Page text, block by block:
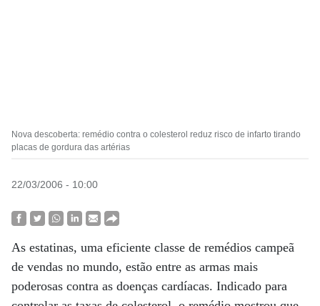
Nova descoberta: remédio contra o colesterol reduz risco de infarto tirando
placas de gordura das artérias
22/03/2006 - 10:00
As estatinas, uma eficiente classe de remédios campeã
de vendas no mundo, estão entre as armas mais
poderosas contra as doenças cardíacas. Indicado para